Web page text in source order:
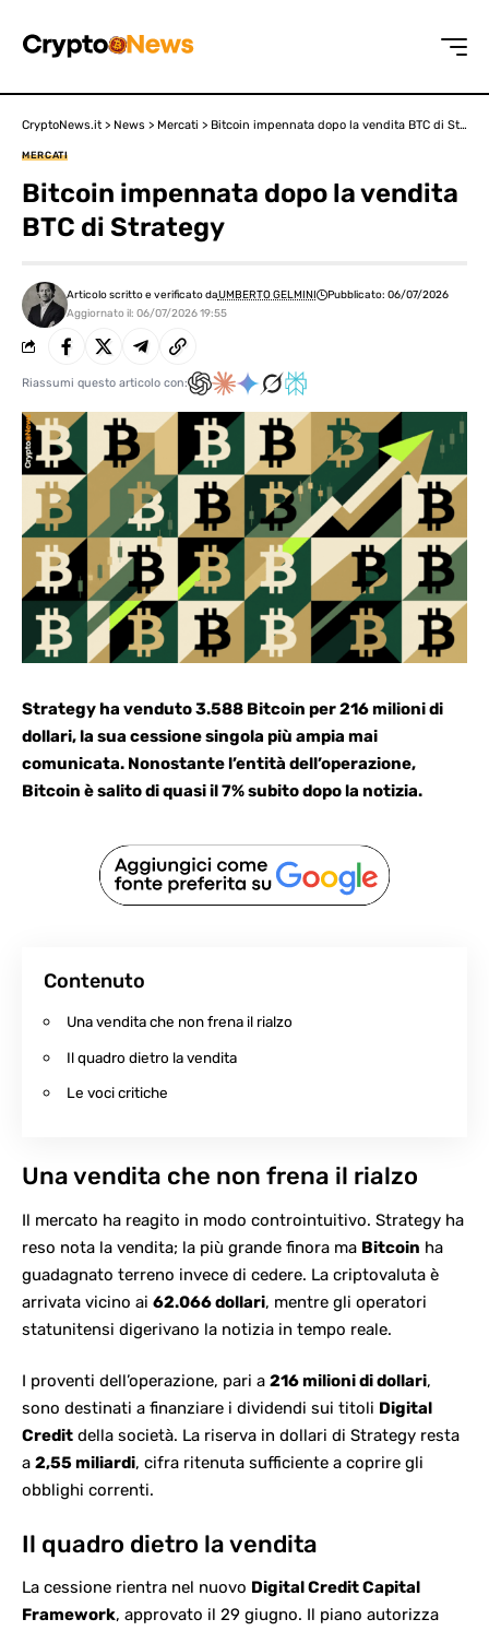
CryptoNews.it > News > Mercati > Bitcoin impennata dopo la vendita BTC di Strategy
MERCATI
Bitcoin impennata dopo la vendita
BTC di Strategy
Aggiornato il: 06/07/2026 19:55
Articolo scritto e verificato daUMBERTO GELMINI Pubblicato: 06/07/2026
Riassumi questo articolo con:
Strategy ha venduto 3.588 Bitcoin per 216 milioni di
dollari, la sua cessione singola più ampia mai
comunicata. Nonostante l’entità dell’operazione,
Bitcoin è salito di quasi il 7% subito dopo la notizia.
Contenuto
Una vendita che non frena il rialzo
Il quadro dietro la vendita
Le voci critiche
Una vendita che non frena il rialzo
Il mercato ha reagito in modo controintuitivo. Strategy ha
reso nota la vendita; la più grande finora ma Bitcoin ha
guadagnato terreno invece di cedere. La criptovaluta è
arrivata vicino ai 62.066 dollari, mentre gli operatori
statunitensi digerivano la notizia in tempo reale.
I proventi dell’operazione, pari a 216 milioni di dollari,
sono destinati a finanziare i dividendi sui titoli Digital
Credit della società. La riserva in dollari di Strategy resta
a 2,55 miliardi, cifra ritenuta sufficiente a coprire gli
obblighi correnti.
Il quadro dietro la vendita
La cessione rientra nel nuovo Digital Credit Capital
Framework, approvato il 29 giugno. Il piano autorizza